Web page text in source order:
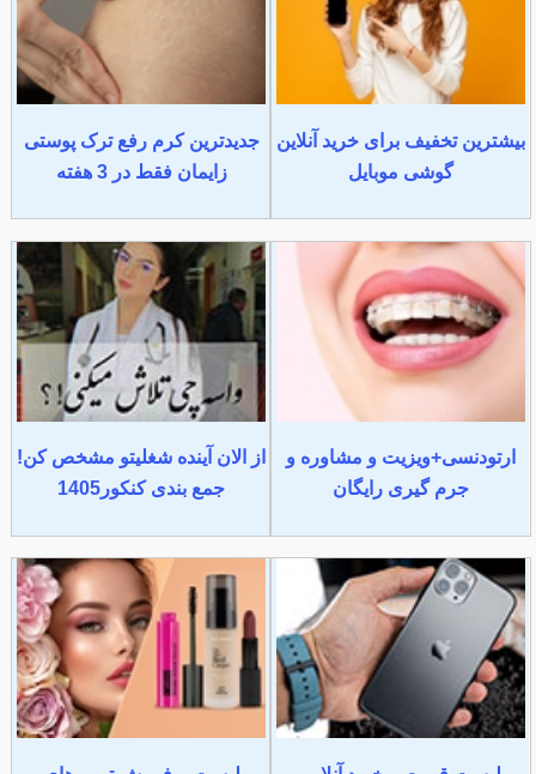
بیشترین تخفیف برای خرید آنلاین
گوشی موبایل
جدیدترین کرم رفع ترک پوستی
زایمان فقط در 3 هفته
ارتودنسی+ویزیت و مشاوره و
جرم گیری رایگان
از الان آینده شغلیتو مشخص کن!
جمع بندی کنکور1405